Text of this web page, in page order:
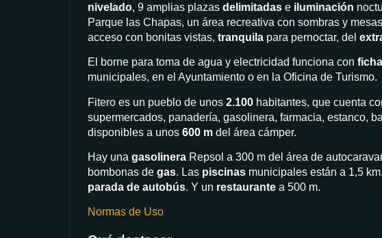
nivelado, 9 amplias plazas delimitadas e iluminación
Parque las Chapas, un área recreativa con sombras y
acceso con bonitas vistas, tranquila para pernoctar, del
El borne para toma de agua y electricidad funciona con
municipales, en el Ayuntamiento o en la Oficina de Turismo.
Fitero es un pueblo de unos 2.100 habitantes, que cuenta
supermercados, panadería, gasolinera, farmacia, estanco,
disponibles a unos 600 m del área cámper.
Hay una gasolinera Repsol a 300 m del área de
bombonas de gas. Las piscinas municipales están a 1,5
parada de autobús. Y un restaurante a 500 m.
Normas de Uso